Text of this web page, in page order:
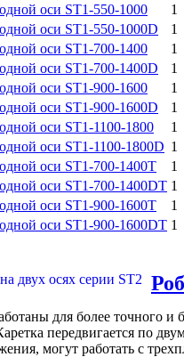
оси ST1-550-1000
1
оси ST1-550-1000D
1
оси ST1-700-1400
1
оси ST1-700-1400D
1
оси ST1-900-1600
1
оси ST1-900-1600D
1
оси ST1-1100-1800
1
оси ST1-1100-1800D 1
оси ST1-700-1400T
1
оси ST1-700-1400DT 1
оси ST1-900-1600T
1
оси ST1-900-1600DT 1
для более точного
передвигается по
могут работать с